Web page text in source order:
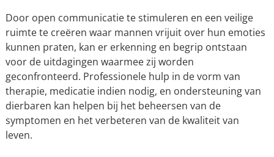
Door open communicatie te stimuleren en een veilige
ruimte te creëren waar mannen vrijuit over hun emoties
kunnen praten, kan er erkenning en begrip ontstaan
voor de uitdagingen waarmee zij worden
geconfronteerd. Professionele hulp in de vorm van
therapie, medicatie indien nodig, en ondersteuning van
dierbaren kan helpen bij het beheersen van de
symptomen en het verbeteren van de kwaliteit van
leven.